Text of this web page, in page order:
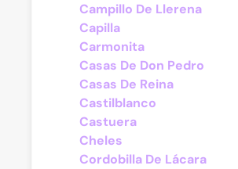
Campillo De Llerena
Capilla
Carmonita
Casas De Don Pedro
Casas De Reina
Castilblanco
Castuera
Cheles
Cordobilla De Lácara